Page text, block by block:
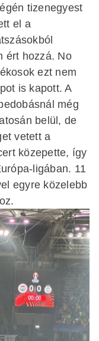
tizenegyest
el a
ért hozzá. No
ezt nem
is kapott. A
még
belül, de
vetett a
közepette, így
ligában. 11
egyre közelebb